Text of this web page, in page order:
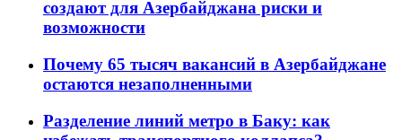
создают для Азербайджана риски и
возможности
Почему 65 тысяч вакансий в Азербайджане
остаются незаполненными
Разделение линий метро в Баку: как